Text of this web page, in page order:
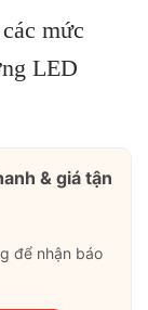
mức
LED
& giá tận
để nhận báo